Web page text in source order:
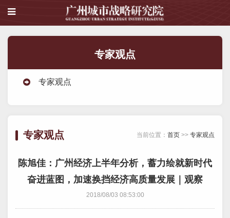
专家观点
专家观点
专家观点 当前位置： 首页 >> 专家观点
陈旭佳：广州经济上半年分析，蓄力绘就新时代
奋进蓝图，加速换挡经济高质量发展｜观察
2018/08/03 08:53:00